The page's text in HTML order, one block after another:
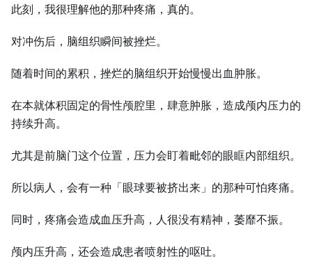
此刻，我很理解他的那种疼痛，真的。
对冲伤后，脑组织瞬间被挫烂。
随着时间的累积，挫烂的脑组织开始慢慢出血肿胀。
在本就体积固定的骨性颅腔里，肆意肿胀，造成颅内压力的
持续升高。
尤其是前脑门这个位置，压力会盯着毗邻的眼眶内部组织。
所以病人，会有一种「眼球要被挤出来」的那种可怕疼痛。
同时，疼痛会造成血压升高，人很没有精神，萎靡不振。
颅内压升高，还会造成患者喷射性的呕吐。